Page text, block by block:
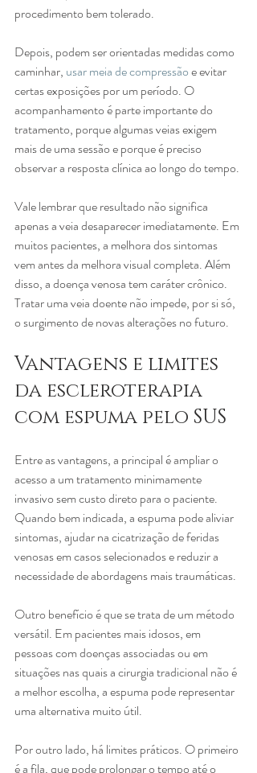
procedimento bem tolerado.
Depois, podem ser orientadas medidas como
caminhar, usar meia de compressão e evitar
certas exposições por um período. O
acompanhamento é parte importante do
tratamento, porque algumas veias exigem
mais de uma sessão e porque é preciso
observar a resposta clínica ao longo do tempo.
Vale lembrar que resultado não significa
apenas a veia desaparecer imediatamente. Em
muitos pacientes, a melhora dos sintomas
vem antes da melhora visual completa. Além
disso, a doença venosa tem caráter crônico.
Tratar uma veia doente não impede, por si só,
o surgimento de novas alterações no futuro.
Vantagens e limites
da escleroterapia
com espuma pelo SUS
Entre as vantagens, a principal é ampliar o
acesso a um tratamento minimamente
invasivo sem custo direto para o paciente.
Quando bem indicada, a espuma pode aliviar
sintomas, ajudar na cicatrização de feridas
venosas em casos selecionados e reduzir a
necessidade de abordagens mais traumáticas.
Outro benefício é que se trata de um método
versátil. Em pacientes mais idosos, em
pessoas com doenças associadas ou em
situações nas quais a cirurgia tradicional não é
a melhor escolha, a espuma pode representar
uma alternativa muito útil.
Por outro lado, há limites práticos. O primeiro
é a fila, que pode prolongar o tempo até o